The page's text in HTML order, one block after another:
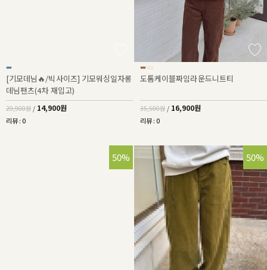
[기모데님🔥/빅사이즈] 기모워싱일자롱
데님팬츠(4차 재입고)
29,900원 / 14,900원
리뷰 : 0
도톰케이블짜임라운드니트티
35,500원 / 16,900원
리뷰 : 0
50% 50%